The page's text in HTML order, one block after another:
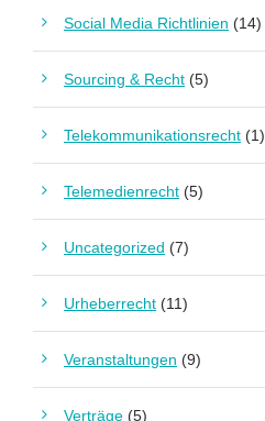
Social Media Richtlinien (14)
Sourcing & Recht (5)
Telekommunikationsrecht (1)
Telemedienrecht (5)
Uncategorized (7)
Urheberrecht (11)
Veranstaltungen (9)
Verträge (5)